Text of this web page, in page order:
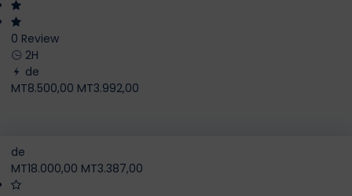
0 Review
2H
de
MT8.500,00 MT3.992,00
de
MT18.000,00 MT3.387,00